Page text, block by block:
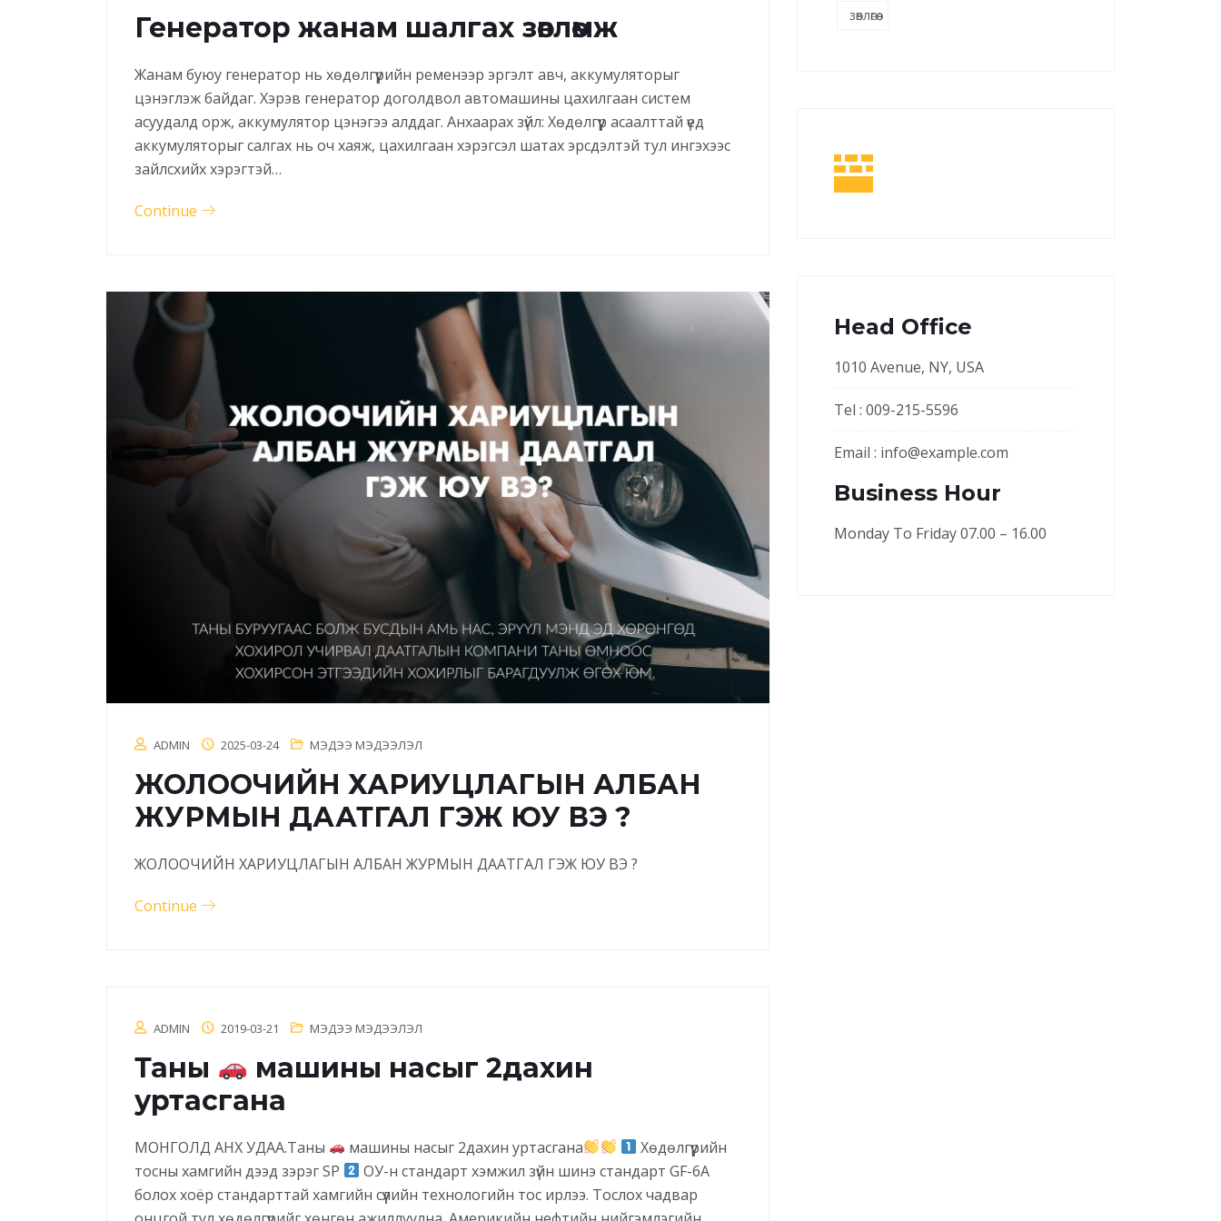
Генератор жанам шалгах зөвлөмж
Жанам буюу генератор нь хөдөлгүүрийн ременээр эргэлт авч, аккумуляторыг
цэнэглэж байдаг. Хэрэв генератор доголдвол автомашины цахилгаан систем
асуудалд орж, аккумулятор цэнэгээ алддаг. Анхаарах зүйл: Хөдөлгүүр асаалттай үед
аккумуляторыг салгах нь оч хаяж, цахилгаан хэрэгсэл шатах эрсдэлтэй тул ингэхээс
зайлсхийх хэрэгтэй…
Continue
ADMIN 2025-03-24 МЭДЭЭ МЭДЭЭЛЭЛ
ЖОЛООЧИЙН ХАРИУЦЛАГЫН АЛБАН
ЖУРМЫН ДААТГАЛ ГЭЖ ЮУ ВЭ ?
ЖОЛООЧИЙН ХАРИУЦЛАГЫН АЛБАН ЖУРМЫН ДААТГАЛ ГЭЖ ЮУ ВЭ ?
Continue
ADMIN 2019-03-21 МЭДЭЭ МЭДЭЭЛЭЛ
Таны
машины насыг 2дахин
уртасгана
МОНГОЛД АНХ УДАА.Таны машины насыг 2дахин уртасгана
Хөдөлгүүрийн
тосны хамгийн дээд зэрэг SP
ОУ-н стандарт хэмжил зүйн шинэ стандарт GF-6А
болох хоёр стандарттай хамгийн сүүлийн технологийн тос ирлээ. Тослох чадвар
зөвлөгөө
Head Office
1010 Avenue, NY, USA
Tel : 009-215-5596
Email : info@example.com
Business Hour
Monday To Friday 07.00 – 16.00